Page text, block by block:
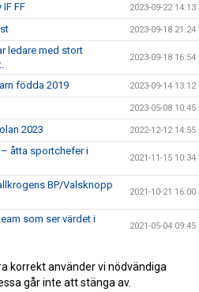
FF 2023-09-22 14:13
2023-09-18 21:24
ledare med stort
2023-09-18 16:54
födda 2019 2023-09-14 13:12
2023-05-08 10:45
2023 2022-12-12 14:55
åtta sportchefer i
2021-11-15 10:34
BP/Valsknopp
2021-10-21 16:00
som ser värdet i
2021-05-04 09:45
för hela Hammarby
korrekt använder vi nödvändiga
går inte att stänga av.